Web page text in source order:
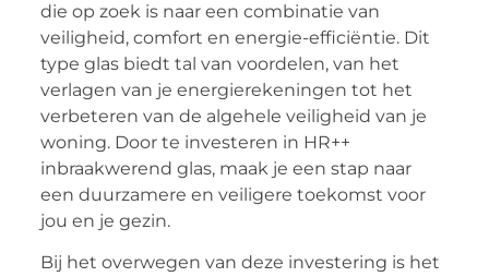
die op zoek is naar een combinatie van
veiligheid, comfort en energie-efficiëntie. Dit
type glas biedt tal van voordelen, van het
verlagen van je energierekeningen tot het
verbeteren van de algehele veiligheid van je
woning. Door te investeren in HR++
inbraakwerend glas, maak je een stap naar
een duurzamere en veiligere toekomst voor
jou en je gezin.
Bij het overwegen van deze investering is het